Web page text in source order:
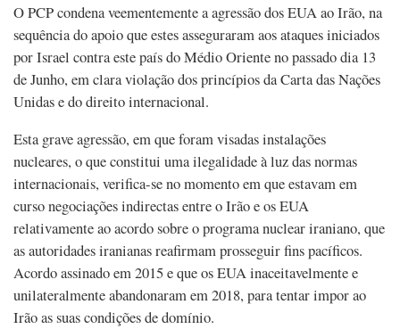
O PCP condena veementemente a agressão dos EUA ao Irão, na
sequência do apoio que estes asseguraram aos ataques iniciados
por Israel contra este país do Médio Oriente no passado dia 13
de Junho, em clara violação dos princípios da Carta das Nações
Unidas e do direito internacional.
Esta grave agressão, em que foram visadas instalações
nucleares, o que constitui uma ilegalidade à luz das normas
internacionais, verifica-se no momento em que estavam em
curso negociações indirectas entre o Irão e os EUA
relativamente ao acordo sobre o programa nuclear iraniano, que
as autoridades iranianas reafirmam prosseguir fins pacíficos.
Acordo assinado em 2015 e que os EUA inaceitavelmente e
unilateralmente abandonaram em 2018, para tentar impor ao
Irão as suas condições de domínio.